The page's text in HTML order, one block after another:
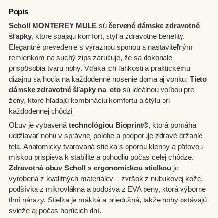
Žabky
Popis
Scholl MONTEREY MULEsú červené dámske zdravotné
šľapky, ktoré spájajú komfort, štýl a zdravotné benefity.
Elegantné prevedenie s výraznou sponou a nastaviteľným
remienkom na suchý zips zaručuje, že sa dokonale
prispôsobia tvaru nohy. Vďaka ich ľahkosti a praktickému
dizajnu sa hodia na každodenné nosenie doma aj vonku. Tieto
dámske zdravotné šľapky na letosú ideálnou voľbou pre
ženy, ktoré hľadajú kombináciu komfortu a štýlu pri
každodennej chôdzi.
Obuv je vybavená technológiou Bioprint®, ktorá pomáha
udržiavať nohu v správnej polohe a podporuje zdravé držanie
tela. Anatomicky tvarovaná stielka s oporou klenby a pätovou
miskou prispieva k stabilite a pohodliu počas celej chôdze.
Zdravotná obuv Scholl s ergonomickou stielkouje
vyrobená z kvalitných materiálov – zvršok z nubukovej kože,
podšívka z mikrovlákna a podošva z EVA peny, ktorá výborne
tlmí nárazy. Stielka je mäkká a priedušná, takže nohy ostávajú
svieže aj počas horúcich dní.